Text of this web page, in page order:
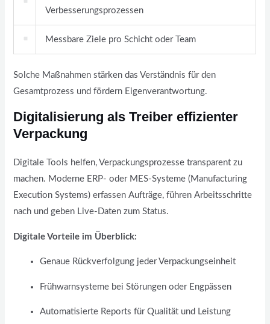
Verbesserungsprozessen
Messbare Ziele pro Schicht oder Team
Solche Maßnahmen stärken das Verständnis für den
Gesamtprozess und fördern Eigenverantwortung.
Digitalisierung als Treiber effizienter
Verpackung
Digitale Tools helfen, Verpackungsprozesse transparent zu
machen. Moderne ERP- oder MES-Systeme (Manufacturing
Execution Systems) erfassen Aufträge, führen Arbeitsschritte
nach und geben Live-Daten zum Status.
Digitale Vorteile im Überblick:
Genaue Rückverfolgung jeder Verpackungseinheit
Frühwarnsysteme bei Störungen oder Engpässen
Automatisierte Reports für Qualität und Leistung